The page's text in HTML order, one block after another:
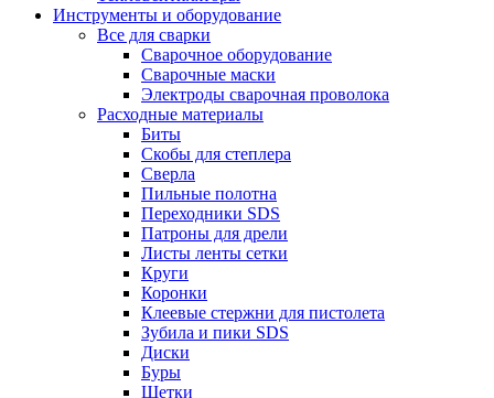
Инструменты и оборудование
Все для сварки
Сварочное оборудование
Сварочные маски
Электроды сварочная проволока
Расходные материалы
Биты
Скобы для степлера
Сверла
Пильные полотна
Переходники SDS
Патроны для дрели
Листы ленты сетки
Круги
Коронки
Клеевые стержни для пистолета
Зубила и пики SDS
Диски
Буры
Щетки